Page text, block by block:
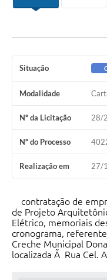
Situação
Modalidade
Nº da Licitação 28/
Nº do Processo
Realização em 27/
contratação de
de Projeto
Elétrico, memoriais
cronograma,
Creche Municipal
localizada Ã Rua Cel.